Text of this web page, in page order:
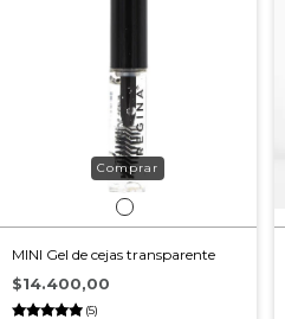
MINI Gel de cejas transparente
(5)
$14.400,00